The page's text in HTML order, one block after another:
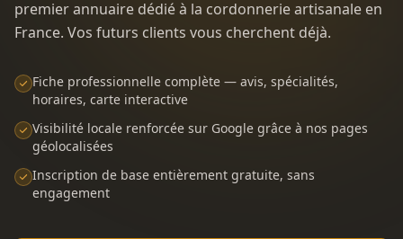
premier annuaire dédié à la cordonnerie artisanale en
France. Vos futurs clients vous cherchent déjà.
Fiche professionnelle complète — avis, spécialités,
horaires, carte interactive
Visibilité locale renforcée sur Google grâce à nos pages
géolocalisées
Inscription de base entièrement gratuite, sans
engagement